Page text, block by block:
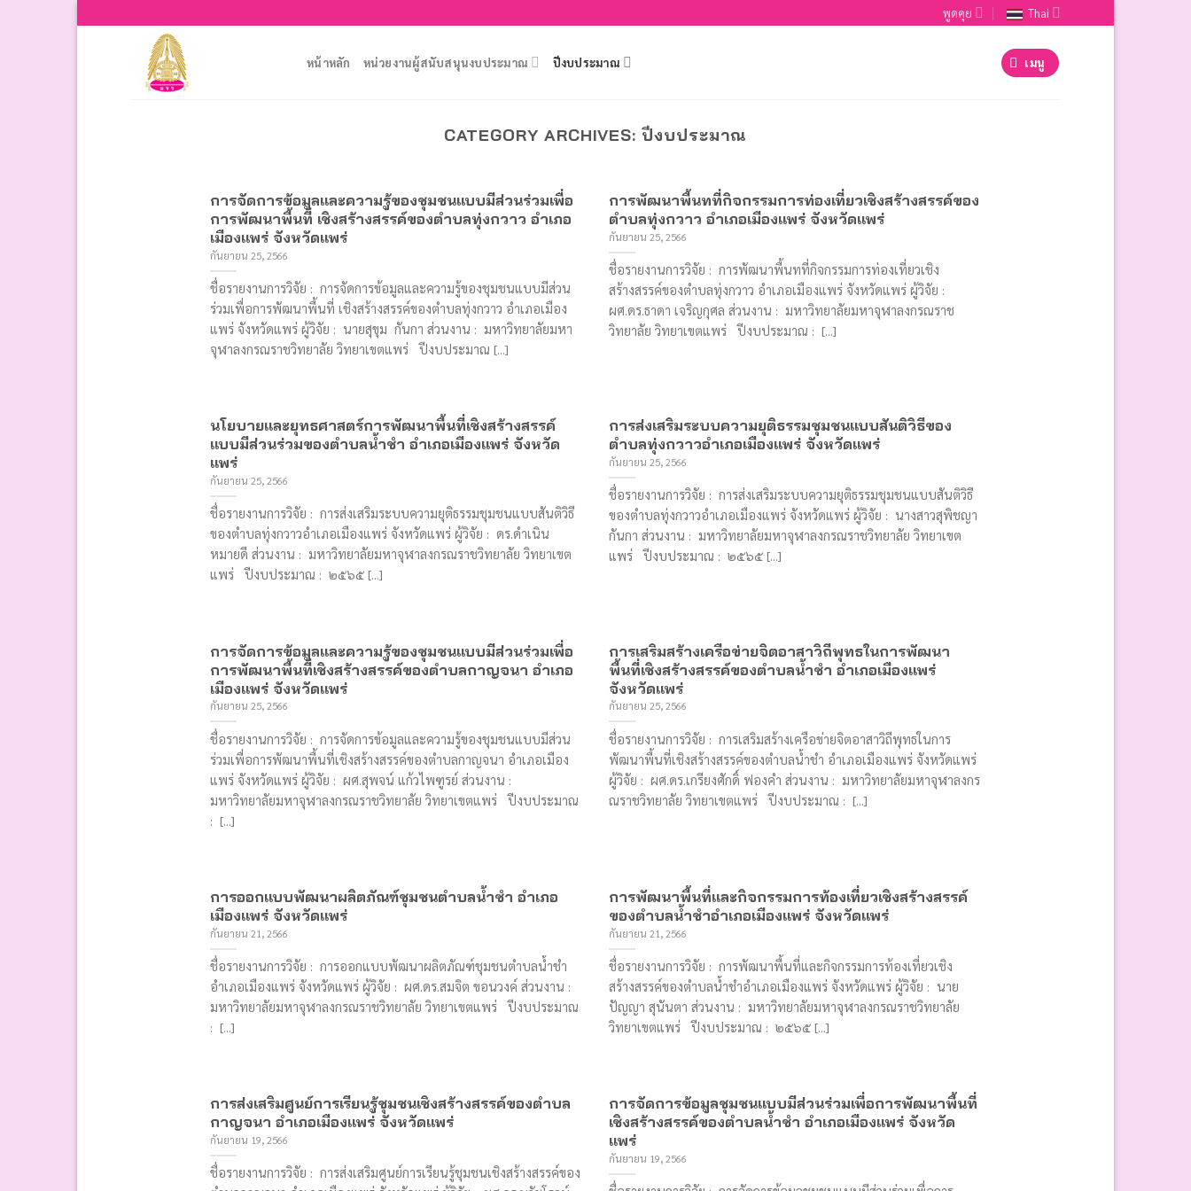
พูดคุย Thai
หน้าหลัก หน่วยงานผู้สนับสนุนงบประมาณ ปีงบประมาณ เมนู
CATEGORY ARCHIVES:ปีงบประมาณ
การจัดการข้อมูลและความรู้ของชุมชนแบบมีส่วนร่วมเพื่อ
การพัฒนาพื้นที่ เชิงสร้างสรรค์ของตำบลทุ่งกวาว อำเภอ
เมืองแพร่ จังหวัดแพร่
กันยายน 25, 2566
ชื่อรายงานการวิจัย : การจัดการข้อมูลและความรู้ของชุมชนแบบมีส่วน
ร่วมเพื่อการพัฒนาพื้นที่ เชิงสร้างสรรค์ของตำบลทุ่งกวาว อำเภอเมือง
แพร่ จังหวัดแพร่ ผู้วิจัย : นายสุขุม กันกา ส่วนงาน : มหาวิทยาลัยมหา
จุฬาลงกรณราชวิทยาลัย วิทยาเขตแพร่ ปีงบประมาณ [...]
การพัฒนาพื้นทที่กิจกรรมการท่องเที่ยวเชิงสร้างสรรค์ของ
ตำบลทุ่งกวาว อำเภอเมืองแพร่ จังหวัดแพร่
กันยายน 25, 2566
ชื่อรายงานการวิจัย : การพัฒนาพื้นทที่กิจกรรมการท่องเที่ยวเชิง
สร้างสรรค์ของตำบลทุ่งกวาว อำเภอเมืองแพร่ จังหวัดแพร่ ผู้วิจัย :
ผศ.ดร.ธาดา เจริญกุศล ส่วนงาน : มหาวิทยาลัยมหาจุฬาลงกรณราช
วิทยาลัย วิทยาเขตแพร่ ปีงบประมาณ : [...]
นโยบายและยุทธศาสตร์การพัฒนาพื้นที่เชิงสร้างสรรค์
แบบมีส่วนร่วมของตําบลน้ำชํา อําเภอเมืองแพร่ จังหวัด
แพร่
กันยายน 25, 2566
ชื่อรายงานการวิจัย : การส่งเสริมระบบความยุติธรรมชุมชนแบบสันติวิธี
ของตำบลทุ่งกวาวอำเภอเมืองแพร่ จังหวัดแพร่ ผู้วิจัย : ดร.ดําเนิน
หมายดี ส่วนงาน : มหาวิทยาลัยมหาจุฬาลงกรณราชวิทยาลัย วิทยาเขต
แพร่ ปีงบประมาณ : ๒๕๖๕ [...]
การส่งเสริมระบบความยุติธรรมชุมชนแบบสันติวิธีของ
ตำบลทุ่งกวาวอำเภอเมืองแพร่ จังหวัดแพร่
กันยายน 25, 2566
ชื่อรายงานการวิจัย : การส่งเสริมระบบความยุติธรรมชุมชนแบบสันติวิธี
ของตำบลทุ่งกวาวอำเภอเมืองแพร่ จังหวัดแพร่ ผู้วิจัย : นางสาวสุพิชญา
กันกา ส่วนงาน : มหาวิทยาลัยมหาจุฬาลงกรณราชวิทยาลัย วิทยาเขต
แพร่ ปีงบประมาณ : ๒๕๖๕ [...]
การจัดการข้อมูลและความรู้ของชุมชนแบบมีส่วนร่วมเพื่อ
การพัฒนาพื้นที่เชิงสร้างสรรค์ของตำบลกาญจนา อำเภอ
เมืองแพร่ จังหวัดแพร่
กันยายน 25, 2566
ชื่อรายงานการวิจัย : การจัดการข้อมูลและความรู้ของชุมชนแบบมีส่วน
ร่วมเพื่อการพัฒนาพื้นที่เชิงสร้างสรรค์ของตำบลกาญจนา อำเภอเมือง
แพร่ จังหวัดแพร่ ผู้วิจัย : ผศ.สุพจน์ แก้วไพฑูรย์ ส่วนงาน :
มหาวิทยาลัยมหาจุฬาลงกรณราชวิทยาลัย วิทยาเขตแพร่ ปีงบประมาณ
: [...]
การเสริมสร้างเครือข่ายจิตอาสาวิถีพุทธในการพัฒนา
พื้นที่เชิงสร้างสรรค์ของตำบลน้ำชำ อำเภอเมืองแพร่
จังหวัดแพร่
กันยายน 25, 2566
ชื่อรายงานการวิจัย : การเสริมสร้างเครือข่ายจิตอาสาวิถีพุทธในการ
พัฒนาพื้นที่เชิงสร้างสรรค์ของตำบลน้ำชำ อำเภอเมืองแพร่ จังหวัดแพร่
ผู้วิจัย : ผศ.ดร.เกรียงศักดิ์ ฟองคำ ส่วนงาน : มหาวิทยาลัยมหาจุฬาลงกร
ณราชวิทยาลัย วิทยาเขตแพร่ ปีงบประมาณ : [...]
การออกแบบพัฒนาผลิตภัณฑ์ชุมชนตำบลน้ำชำ อำเภอ
เมืองแพร่ จังหวัดแพร่
กันยายน 21, 2566
ชื่อรายงานการวิจัย : การออกแบบพัฒนาผลิตภัณฑ์ชุมชนตำบลน้ำชำ
อำเภอเมืองแพร่ จังหวัดแพร่ ผู้วิจัย : ผศ.ดร.สมจิต ขอนวงค์ ส่วนงาน :
มหาวิทยาลัยมหาจุฬาลงกรณราชวิทยาลัย วิทยาเขตแพร่ ปีงบประมาณ
: [...]
การพัฒนาพื้นที่และกิจกรรมการท้องเที่ยวเชิงสร้างสรรค์
ของตำบลน้ำชำอำเภอเมืองแพร่ จังหวัดแพร่
กันยายน 21, 2566
ชื่อรายงานการวิจัย : การพัฒนาพื้นที่และกิจกรรมการท้องเที่ยวเชิง
สร้างสรรค์ของตำบลน้ำชำอำเภอเมืองแพร่ จังหวัดแพร่ ผู้วิจัย : นาย
ปัญญา สุนันตา ส่วนงาน : มหาวิทยาลัยมหาจุฬาลงกรณราชวิทยาลัย
วิทยาเขตแพร่ ปีงบประมาณ : ๒๕๖๕ [...]
การส่งเสริมศูนย์การเรียนรู้ชุมชนเชิงสร้างสรรค์ของตําบล
กาญจนา อําเภอเมืองแพร่ จังหวัดแพร่
กันยายน 19, 2566
ชื่อรายงานการวิจัย : การส่งเสริมศูนย์การเรียนรู้ชุมชนเชิงสร้างสรรค์ของ
การจัดการข้อมูลชุมชนแบบมีส่วนร่วมเพื่อการพัฒนาพื้นที่
เชิงสร้างสรรค์ของตำบลน้ำชำ อำเภอเมืองแพร่ จังหวัด
แพร่
กันยายน 19, 2566